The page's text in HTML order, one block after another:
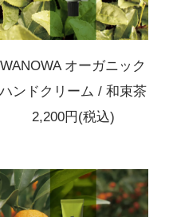
WANOWA オーガニック
ハンドクリーム / 和束茶
2,200円(税込)